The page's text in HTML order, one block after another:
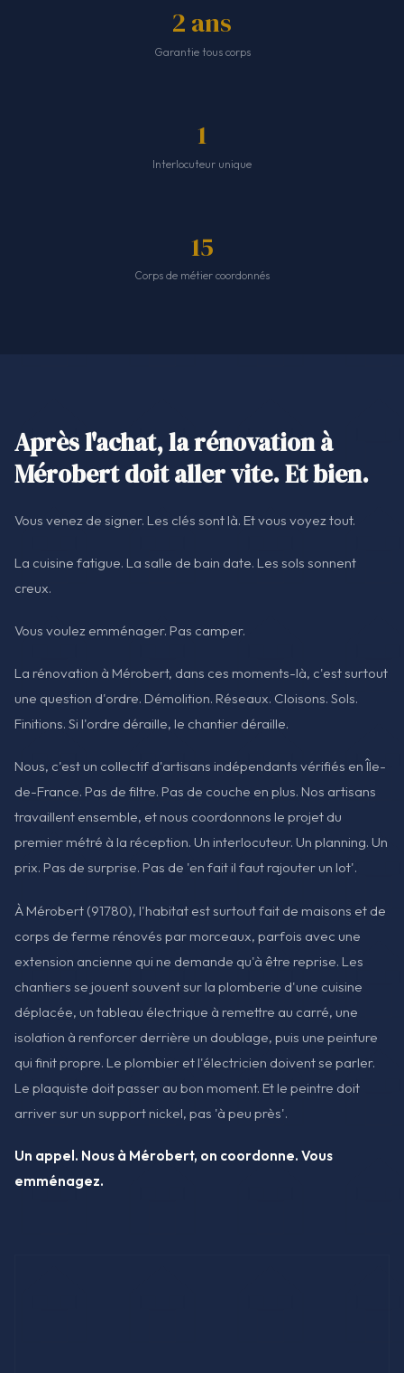
2 ans
Garantie tous corps
1
Interlocuteur unique
15
Corps de métier coordonnés
Après l'achat, la rénovation à
Mérobert doit aller vite. Et bien.
Vous venez de signer. Les clés sont là. Et vous voyez tout.
La cuisine fatigue. La salle de bain date. Les sols sonnent
creux.
Vous voulez emménager. Pas camper.
La rénovation à Mérobert, dans ces moments-là, c'est surtout
une question d'ordre. Démolition. Réseaux. Cloisons. Sols.
Finitions. Si l'ordre déraille, le chantier déraille.
Nous, c'est un collectif d'artisans indépendants vérifiés en Île-
de-France. Pas de filtre. Pas de couche en plus. Nos artisans
travaillent ensemble, et nous coordonnons le projet du
premier métré à la réception. Un interlocuteur. Un planning. Un
prix. Pas de surprise. Pas de 'en fait il faut rajouter un lot'.
À Mérobert (91780), l'habitat est surtout fait de maisons et de
corps de ferme rénovés par morceaux, parfois avec une
extension ancienne qui ne demande qu'à être reprise. Les
chantiers se jouent souvent sur la plomberie d'une cuisine
déplacée, un tableau électrique à remettre au carré, une
isolation à renforcer derrière un doublage, puis une peinture
qui finit propre. Le plombier et l'électricien doivent se parler.
Le plaquiste doit passer au bon moment. Et le peintre doit
arriver sur un support nickel, pas 'à peu près'.
Un appel. Nous à Mérobert, on coordonne. Vous
emménagez.